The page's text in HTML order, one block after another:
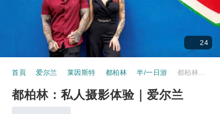
24
首頁 爱尔兰 莱因斯特 都柏林 半/一日游
都柏林：私人摄影体验｜爱尔兰